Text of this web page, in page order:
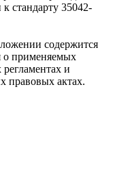
стандарту 35042-
содержится
о применяемых
и
правовых актах.